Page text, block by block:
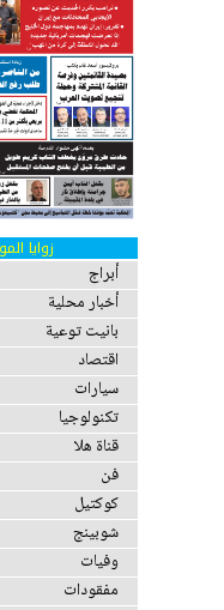
زوايا
أبراج
أخبار محلية
بانيت توعية
اقتصاد
سيارات
تكنولوجيا
قناة هلا
فن
كوكتيل
شوبينج
وفيات
مفقودات